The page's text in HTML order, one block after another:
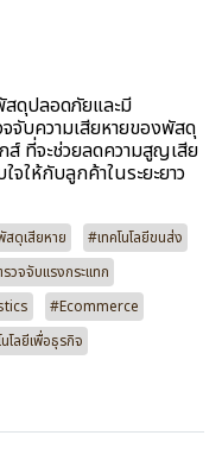
ดุปลอดภัยและมี
จับความเสียหายของพัสดุ
ที่จะช่วยลดความสูญเสีย
จให้กับลูกค้าในระยะยาว
ดุเสียหาย
#เทคโนโลยีขนส่ง
วจจับแรงกระแทก
#Ecommerce
โลยีเพื่อธุรกิจ